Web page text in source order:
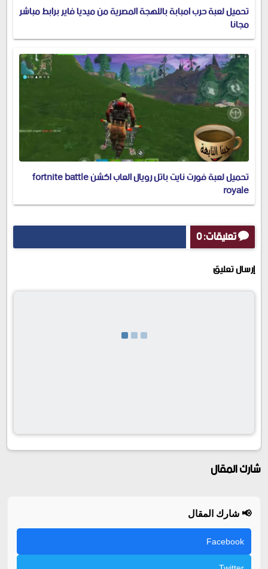
تحميل لعبة حرب امبابة باللهجة المصرية من ميديا فاير برابط مباشر
مجانا
تحميل لعبة فورت نايت باتل رويال العاب اكشن fortnite battle
royale
تعليقات: 0
إرسال تعليق
شارك المقال
📢 شارك المقال
Facebook